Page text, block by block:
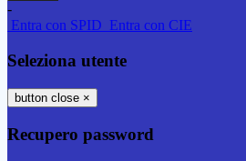
-
Entra con SPID Entra con CIE
Seleziona utente
button close ×
Recupero password